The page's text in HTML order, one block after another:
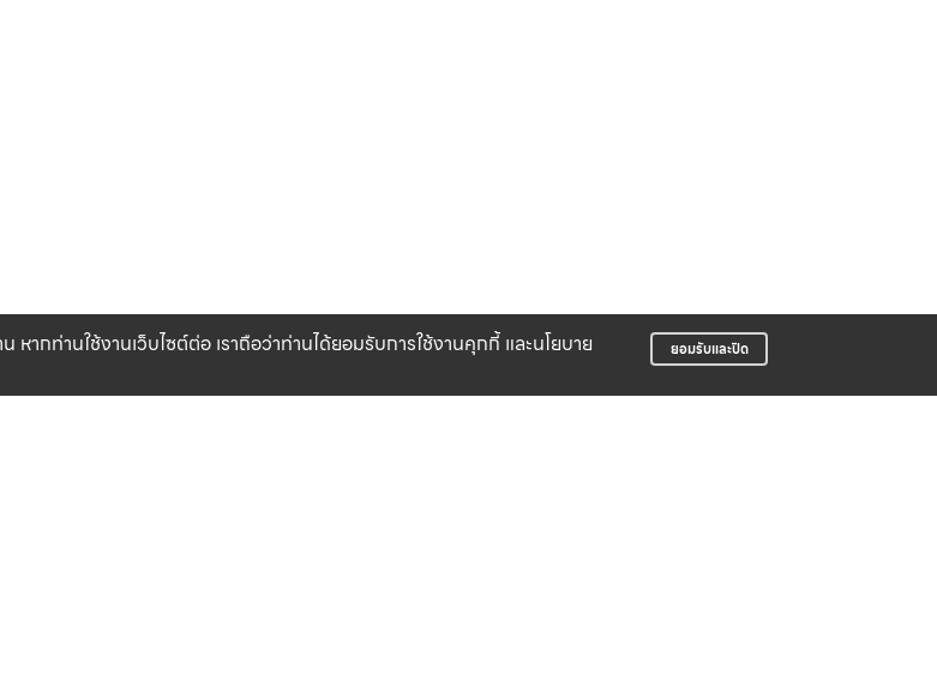
ากท่านใช้งานเว็บไซต์ต่อ เราถือว่าท่านได้ยอมรับการใช้งานคุกกี้ และนโยบาย ยอมรับและปิด